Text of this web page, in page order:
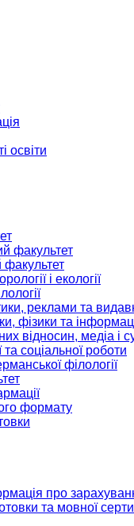
освіти
факультет
факультет
і екології
реклами та
фізики та
відносин, медіа і
та соціальної роботи
філології
формату
про
та мовної